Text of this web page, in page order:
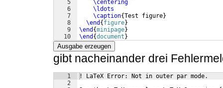
5
6
7
8
9
10
\centering
\ldots
\caption{Test figure}
\end { figure}
\end {minipage}
\end {document }
Ausgabe erzeugen
gibt nacheinander drei
1
2
! LaTeX Error: Not in outer par mode.